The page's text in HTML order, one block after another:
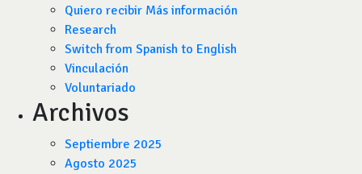
Quiero recibir Más información
Research
Switch from Spanish to English
Vinculación
Voluntariado
Archivos
Septiembre 2025
Agosto 2025